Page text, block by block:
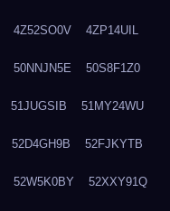
4Z52SO0V 4ZP14UIL
50NNJN5E 50S8F1Z0
51JUGSIB 51MY24WU
52D4GH9B 52FJKYTB
52W5K0BY 52XXY91Q